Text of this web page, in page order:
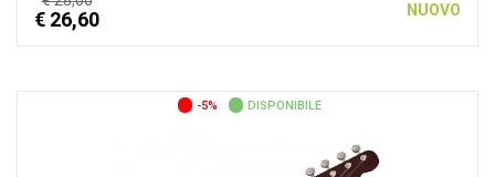
€ 26,60 NUOVO
-5% DISPONIBILE